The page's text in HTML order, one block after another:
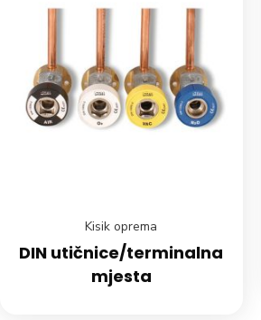
Kisik oprema
DIN utičnice/terminalna
mjesta